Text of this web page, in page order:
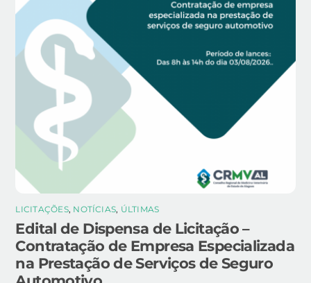
LICITAÇÕES, NOTÍCIAS, ÚLTIMAS
Edital de Dispensa de Licitação –
Contratação de Empresa Especializada
na Prestação de Serviços de Seguro